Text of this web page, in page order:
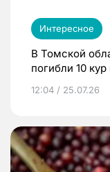
Интересное
В Томской
погибли 10
12:04 / 25.07.26